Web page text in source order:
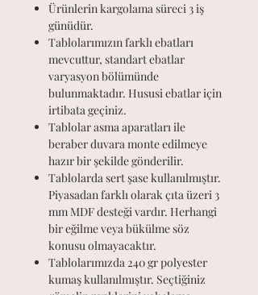
Ürünlerin kargolama süreci 3 iş
günüdür.
Tablolarımızın farklı ebatları
mevcuttur, standart ebatlar
varyasyon bölümünde
bulunmaktadır. Hususi ebatlar için
irtibata geçiniz.
Tablolar asma aparatları ile
beraber duvara monte edilmeye
hazır bir şekilde gönderilir.
Tablolarda sert şase kullanılmıştır.
Piyasadan farklı olarak çıta üzeri 3
mm MDF desteği vardır. Herhangi
bir eğilme veya bükülme söz
konusu olmayacaktır.
Tablolarımızda 240 gr polyester
kumaş kullanılmıştır. Seçtiğiniz